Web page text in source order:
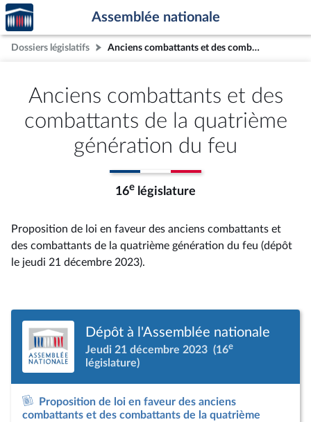
Aller au contenu
Aller en bas de la page
Accèder
à la
page
d'accueil
Assemblée nationale
Dossiers législatifs Anciens combattants et des combattants de la quatrième génération du feu
Anciens combattants et des
combattants de la quatrième
génération du feu
16e législature
Proposition de loi en faveur des anciens combattants et
des combattants de la quatrième génération du feu (dépôt
le jeudi 21 décembre 2023).
Dépôt à l'Assemblée nationale
Jeudi 21 décembre 2023 (16e
législature)
Proposition de loi en faveur des anciens
combattants et des combattants de la quatrième